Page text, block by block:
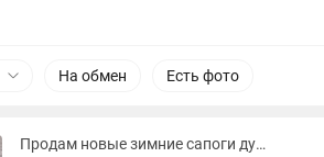
На обмен Есть фото
Продам новые зимние сапоги дутыши